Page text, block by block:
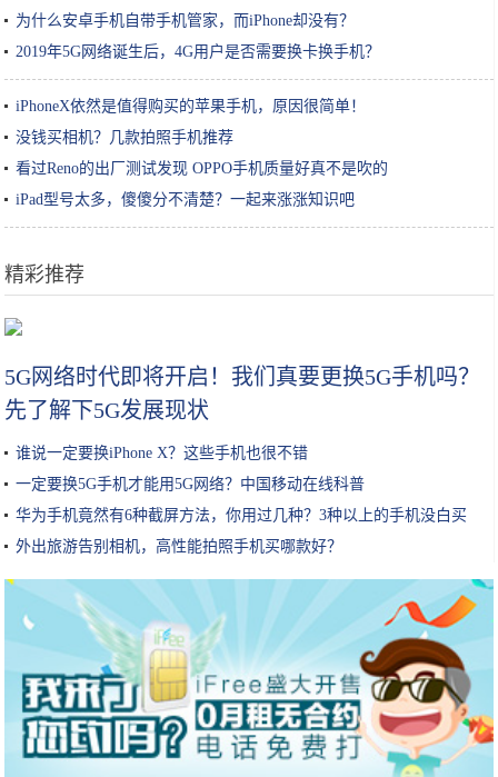
为什么安卓手机自带手机管家，而iPhone却没有？
2019年5G网络诞生后，4G用户是否需要换卡换手机？
iPhoneX依然是值得购买的苹果手机，原因很简单！
没钱买相机？几款拍照手机推荐
看过Reno的出厂测试发现 OPPO手机质量好真不是吹的
iPad型号太多，傻傻分不清楚？一起来涨涨知识吧
精彩推荐
做红烧肉，千万不要直接加水！大厨：教你这3招，红烧肉肥而不腻
5G网络时代即将开启！我们真要更换5G手机吗？
先了解下5G发展现状
谁说一定要换iPhone X？这些手机也很不错
一定要换5G手机才能用5G网络？中国移动在线科普
华为手机竟然有6种截屏方法，你用过几种？3种以上的手机没白买
外出旅游告别相机，高性能拍照手机买哪款好？